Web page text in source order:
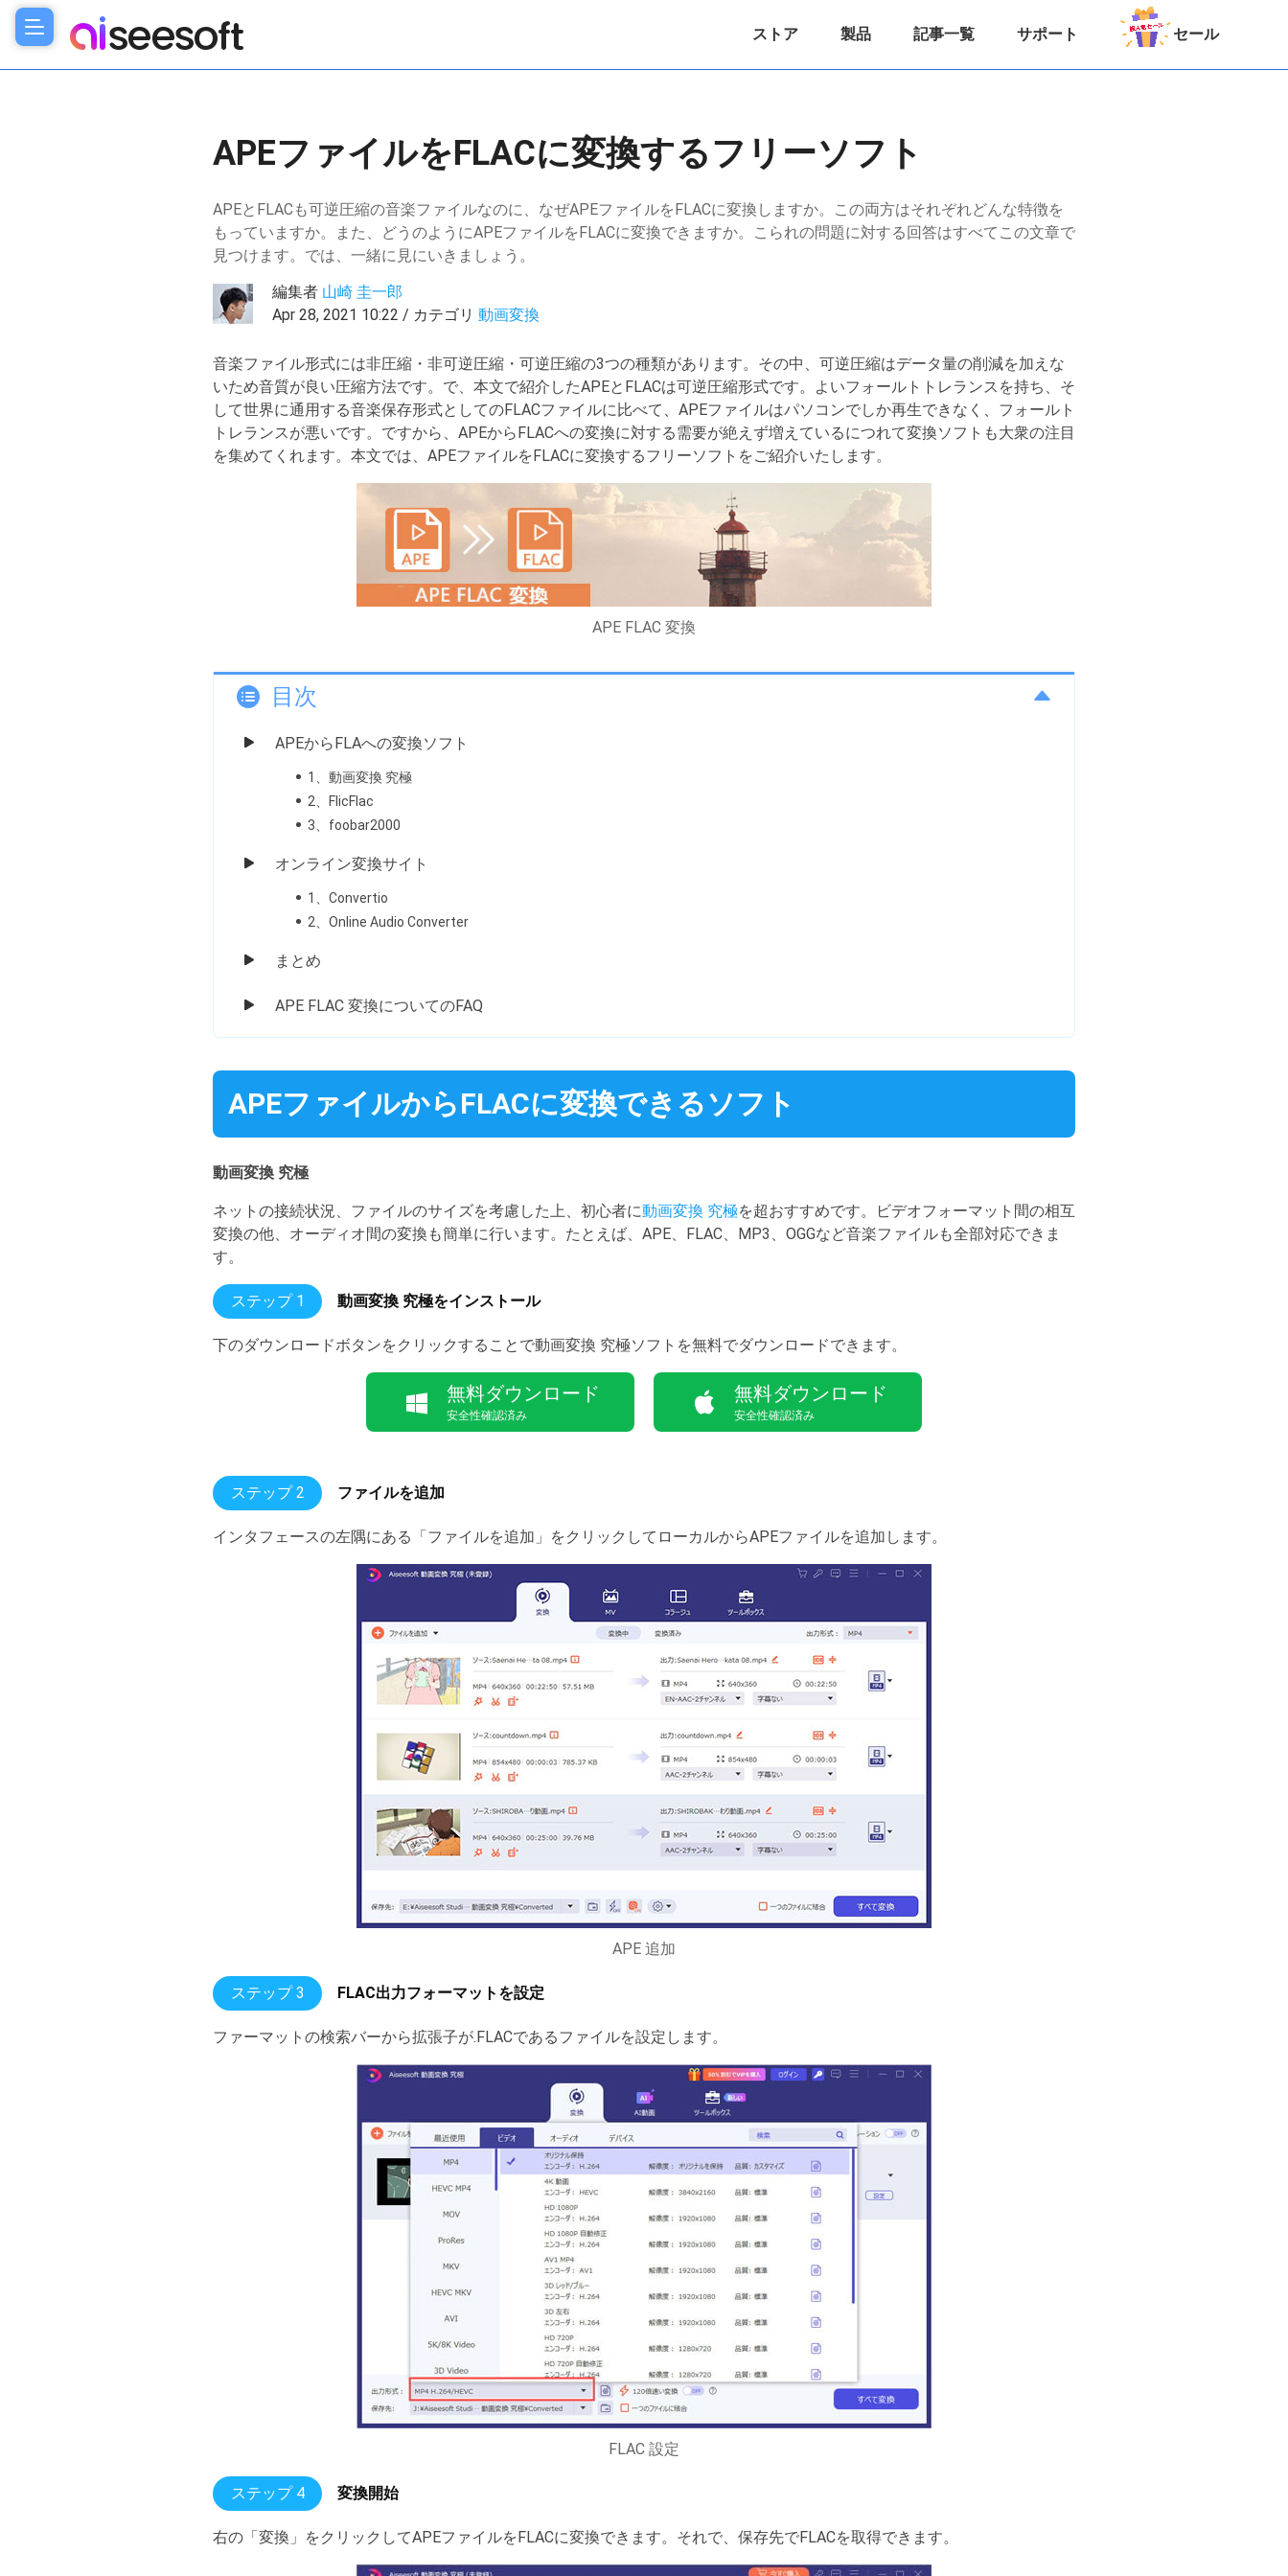
ストア 製品 記事一覧 サポート セール
APEファイルをFLACに変換するフリーソフト
APEとFLACも可逆圧縮の音楽ファイルなのに、なぜAPEファイルをFLACに変換しますか。この両方はそれぞれどんな特徴を
もっていますか。また、どうのようにAPEファイルをFLACに変換できますか。こられの問題に対する回答はすべてこの文章で
見つけます。では、一緒に見にいきましょう。
編集者 山崎 圭一郎
Apr 28, 2021 10:22 / カテゴリ 動画変換
音楽ファイル形式には非圧縮・非可逆圧縮・可逆圧縮の3つの種類があります。その中、可逆圧縮はデータ量の削減を加えな
いため音質が良い圧縮方法です。で、本文で紹介したAPEとFLACは可逆圧縮形式です。よいフォールトトレランスを持ち、そ
して世界に通用する音楽保存形式としてのFLACファイルに比べて、APEファイルはパソコンでしか再生できなく、フォールト
トレランスが悪いです。ですから、APEからFLACへの変換に対する需要が絶えず増えているにつれて変換ソフトも大衆の注目
を集めてくれます。本文では、APEファイルをFLACに変換するフリーソフトをご紹介いたします。
APE FLAC 変換
目次
APEからFLAへの変換ソフト
1、動画変換 究極
2、FlicFlac
3、foobar2000
オンライン変換サイト
1、Convertio
2、Online Audio Converter
まとめ
APE FLAC 変換についてのFAQ
APEファイルからFLACに変換できるソフト
動画変換 究極
ネットの接続状況、ファイルのサイズを考慮した上、初心者に動画変換 究極を超おすすめです。ビデオフォーマット間の相互
変換の他、オーディオ間の変換も簡単に行います。たとえば、APE、FLAC、MP3、OGGなど音楽ファイルも全部対応できま
す。
ステップ 1 動画変換 究極をインストール
下のダウンロードボタンをクリックすることで動画変換 究極ソフトを無料でダウンロードできます。
無料ダウンロード
安全性確認済み
無料ダウンロード
安全性確認済み
ステップ 2 ファイルを追加
インタフェースの左隅にある「ファイルを追加」をクリックしてローカルからAPEファイルを追加します。
APE 追加
ステップ 3 FLAC出力フォーマットを設定
ファーマットの検索バーから拡張子が.FLACであるファイルを設定します。
FLAC 設定
ステップ 4 変換開始
右の「変換」をクリックしてAPEファイルをFLACに変換できます。それで、保存先でFLACを取得できます。